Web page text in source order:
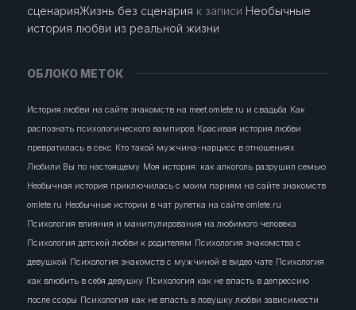
сценарияЖизнь без сценария к записи Необычные
история любви из реальной жизни
ОБЛОКО МЕТОК
История любви на сайте знакомств на meet.omlete.ru и свадьба Как
распознать психологического вампиров Красивая история любви
превратилась в секс Кто такой мужчина-нарцисс в отношениях
Любили Вы по настоящему Моя история: как алкоголь разрушил семью
Необычная история приключилась с моим парням на сайте знакомств
omlete.ru Необычные истории в чат рулетка на сайте omlete.ru
Психология влияния и манипулирования на любимого человека
Психология детской любви к родителям Психология знакомства с
девушкой Психология знакомств с мужчиной в видео чате Психология
как влюбить в себя девушку Психология как не впасть в депрессию
после ссоры Психология как не впасть в ловушку любви зависимости